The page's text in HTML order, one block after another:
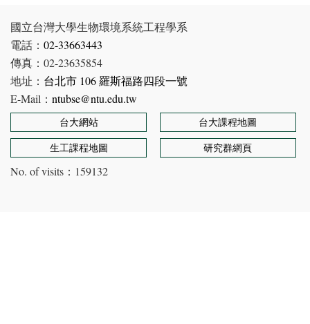
國立台灣大學生物環境系統工程學系
電話： 02-33663443
傳真：02-23635854
地址： 台北市 106 羅斯福路四段一號
E-Mail： ntubse@ntu.edu.tw
台大網站
台大課程地圖
生工課程地圖
研究群網頁
No. of visits： 159132